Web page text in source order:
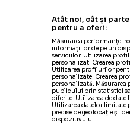
Atât noi, cât și
pentru a oferi:
Măsurarea performanței
informațiilor de pe un
serviciilor. Utilizarea
personalizat. Crearea
Utilizarea profilurilor
personalizate. Crearea
personalizată.
publicului prin statistici
diferite. Utilizarea de date
Utilizarea datelor limitate
precise de geolocație și
dispozitivului.